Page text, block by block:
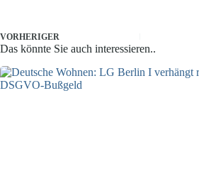
VORHERIGER
Das könnte Sie auch interessieren..